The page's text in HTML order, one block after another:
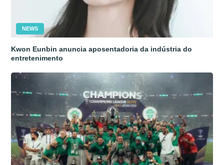
NEWS
Kwon Eunbin anuncia aposentadoria da indústria do
entretenimento